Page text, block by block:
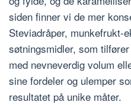
siden finner vi de mer
Steviadråper, munkefrukt-
søtningsmidler, som
med nevneverdig volum
sine fordeler og ulemper
resultatet på unike måter.